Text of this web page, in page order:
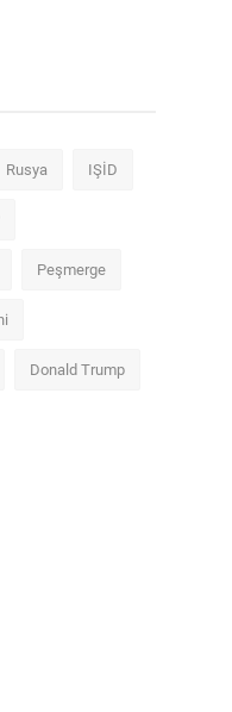
Rusya IŞİD
Peşmerge
Donald Trump